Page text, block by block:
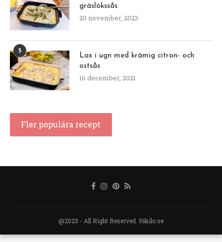
gräslökssås
20 november, 2023
5
Lax i ugn med krämig citron- och
ostsås
16 december, 2021
Fler populära recept
@2025 - All Right Reserved. 56kilo.se